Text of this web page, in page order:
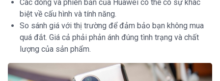
Các dòng và phiên bản của Huawei có thể có sự khác
biệt về cấu hình và tính năng.
So sánh giá với thị trường để đảm bảo bạn không mua
quá đắt. Giá cả phải phản ánh đúng tình trạng và chất
lượng của sản phẩm.